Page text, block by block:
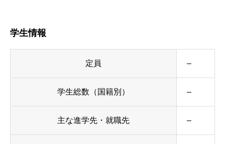
学生情報
定員 –
学生総数（国籍別） –
主な進学先・就職先 –